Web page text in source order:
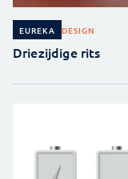
EUREKA DESIGN
Driezijdige rits